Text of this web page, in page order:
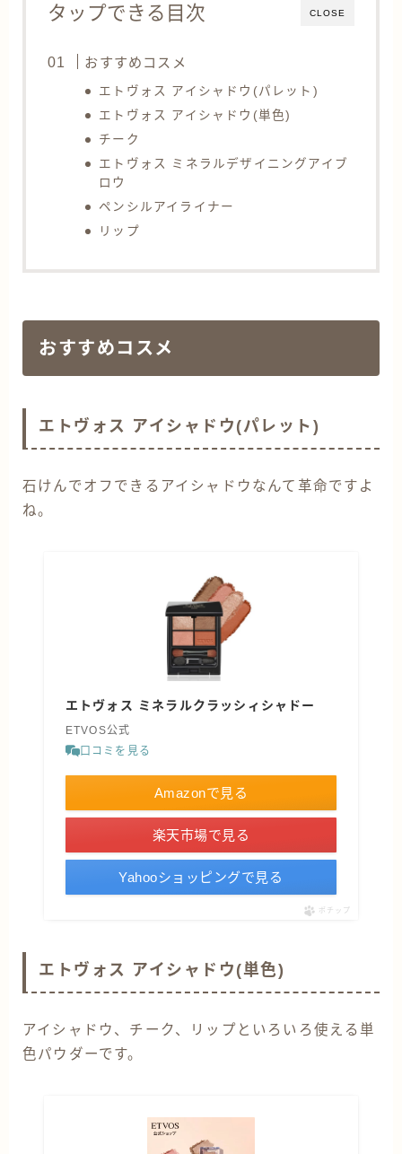
CLOSE
タップできる目次
おすすめコスメ
エトヴォス アイシャドウ(パレット)
エトヴォス アイシャドウ(単色)
チーク
エトヴォス ミネラルデザイニングアイブ
ロウ
ペンシルアイライナー
リップ
おすすめコスメ
エトヴォス アイシャドウ(パレット)
石けんでオフできるアイシャドウなんて革命ですよ
ね。
エトヴォス ミネラルクラッシィシャドー
ETVOS公式
口コミを見る
Amazonで見る
楽天市場で見る
Yahooショッピングで見る
ポチップ
エトヴォス アイシャドウ(単色)
アイシャドウ、チーク、リップといろいろ使える単
色パウダーです。